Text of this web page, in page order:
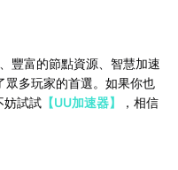
豐富的節點資源、智慧加速
眾多玩家的首選。如果你也
妨試試 【UU加速器】
，相信